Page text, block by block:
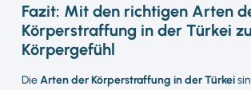
Fazit: Mit den richtigen Arten
Körperstraffung in der Türkei
Körpergefühl
DieArten der Körperstraffung in der Türkei